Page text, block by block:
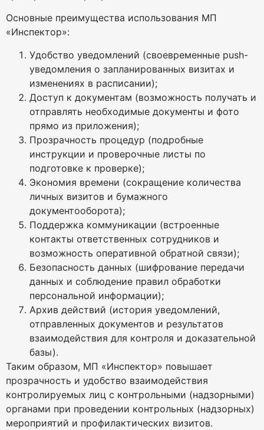
Основные преимущества использования МП
«Инспектор»:
Удобство уведомлений (своевременные push-
уведомления о запланированных визитах и
изменениях в расписании);
Доступ к документам (возможность получать и
отправлять необходимые документы и фото
прямо из приложения);
Прозрачность процедур (подробные
инструкции и проверочные листы по
подготовке к проверке);
Экономия времени (сокращение количества
личных визитов и бумажного
документооборота);
Поддержка коммуникации (встроенные
контакты ответственных сотрудников и
возможность оперативной обратной связи);
Безопасность данных (шифрование передачи
данных и соблюдение правил обработки
персональной информации);
Архив действий (история уведомлений,
отправленных документов и результатов
взаимодействия для контроля и доказательной
базы).
Таким образом, МП «Инспектор» повышает
прозрачность и удобство взаимодействия
контролируемых лиц с контрольными (надзорными)
органами при проведении контрольных (надзорных)
мероприятий и профилактических визитов.